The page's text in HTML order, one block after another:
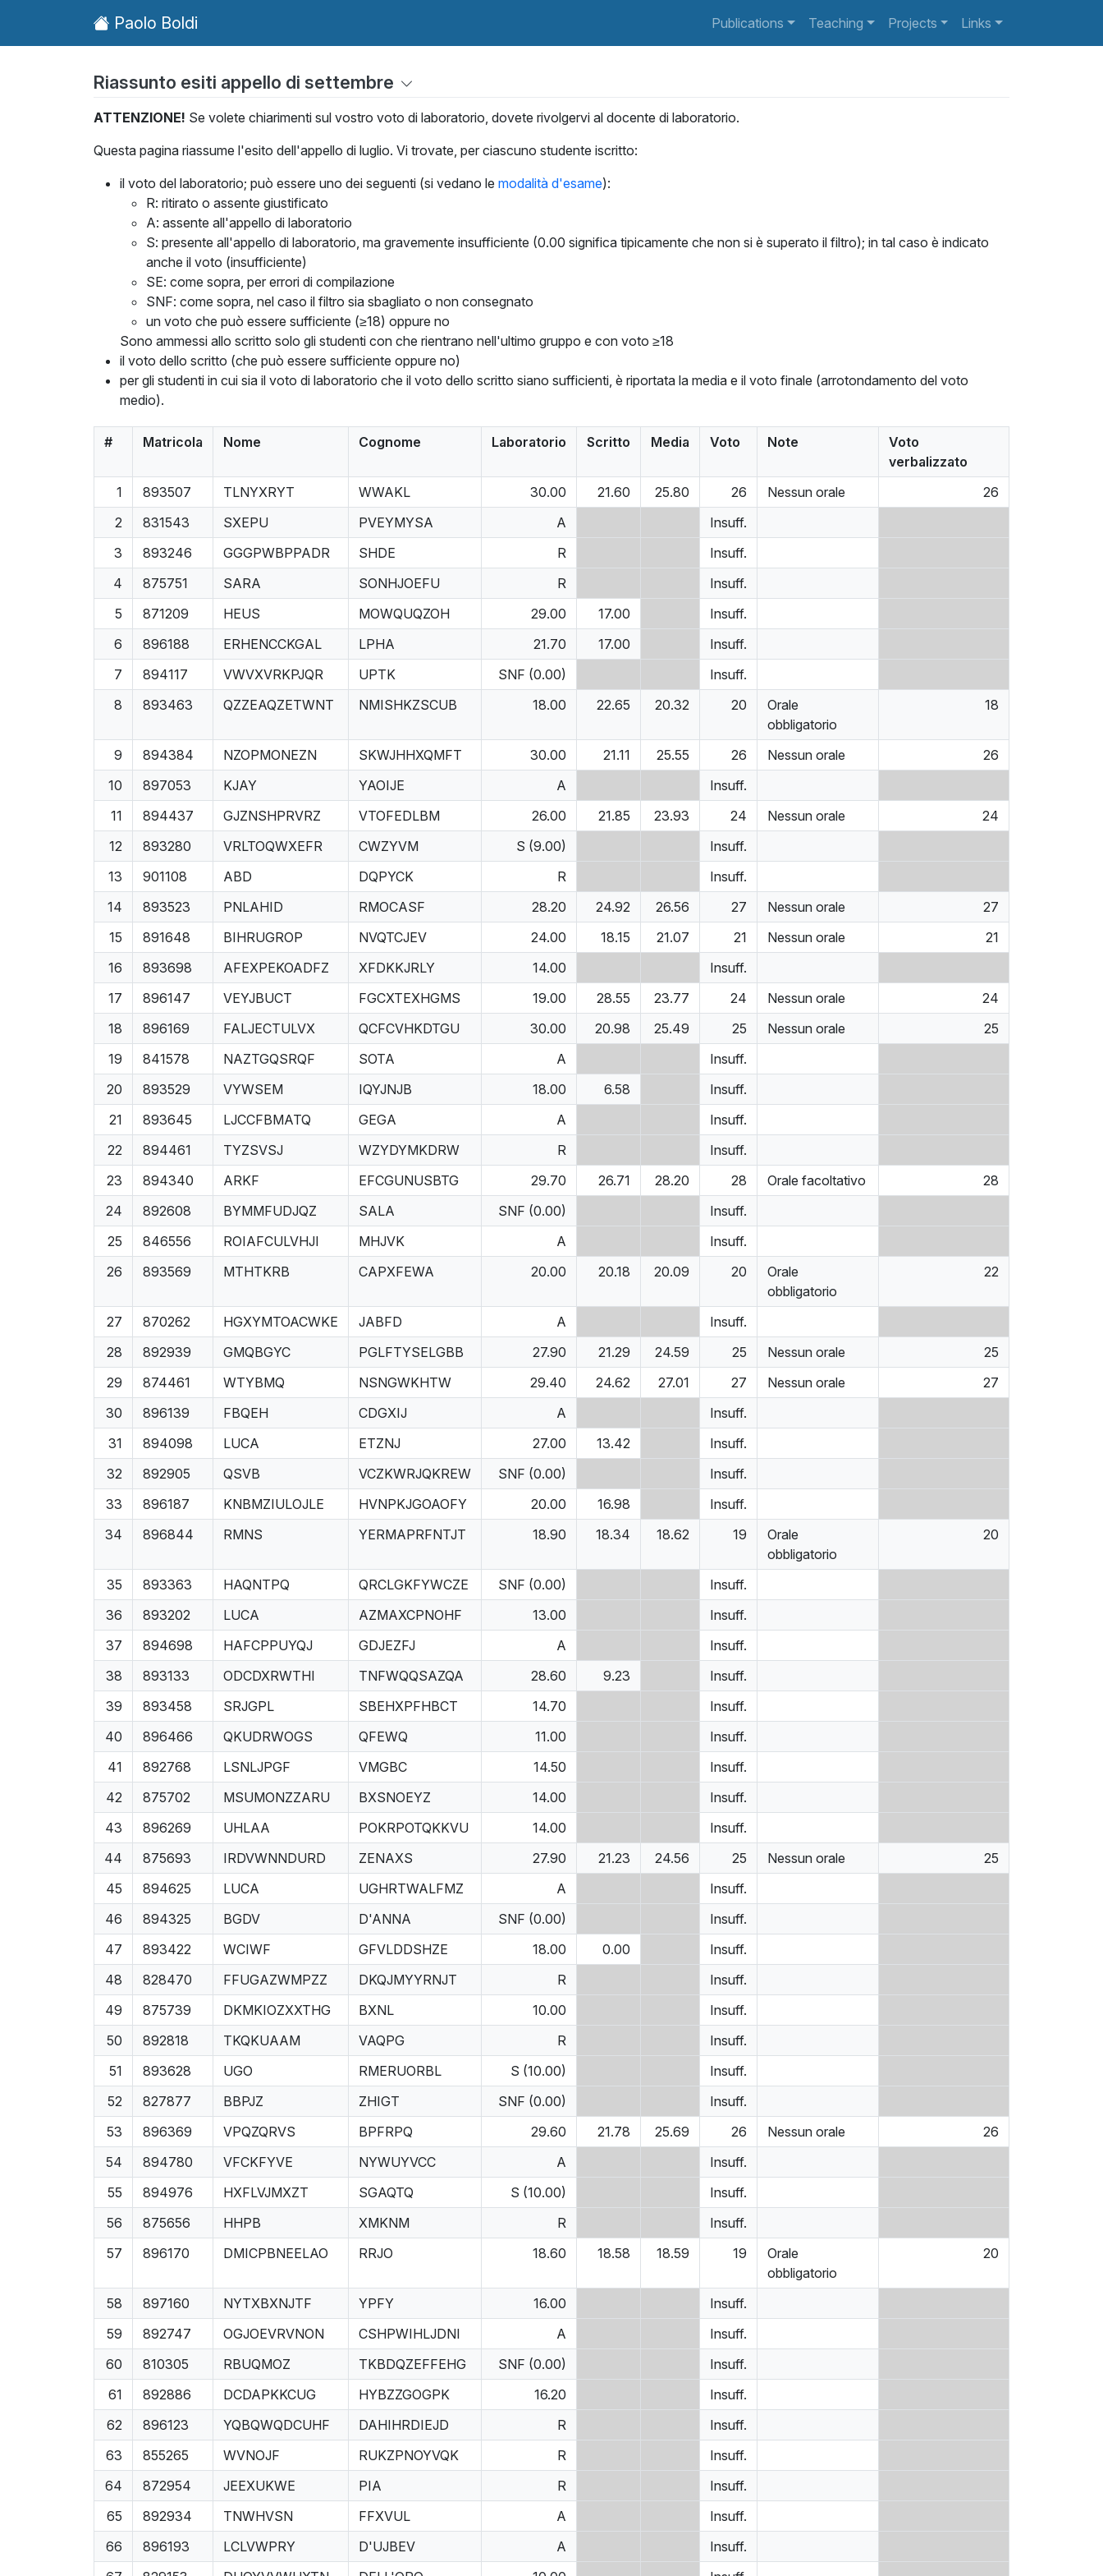
Paolo Boldi Publications Teaching Projects Links
Riassunto esiti appello di settembre
ATTENZIONE! Se volete chiarimenti sul vostro voto di laboratorio, dovete rivolgervi al docente di laboratorio.
Questa pagina riassume l'esito dell'appello di luglio. Vi trovate, per ciascuno studente iscritto:
il voto del laboratorio; può essere uno dei seguenti (si vedano le modalità d'esame):
R: ritirato o assente giustificato
A: assente all'appello di laboratorio
S: presente all'appello di laboratorio, ma gravemente insufficiente (0.00 significa tipicamente che non si è superato il filtro); in tal caso è indicato
anche il voto (insufficiente)
SE: come sopra, per errori di compilazione
SNF: come sopra, nel caso il filtro sia sbagliato o non consegnato
un voto che può essere sufficiente (≥18) oppure no
Sono ammessi allo scritto solo gli studenti con che rientrano nell'ultimo gruppo e con voto ≥18
il voto dello scritto (che può essere sufficiente oppure no)
per gli studenti in cui sia il voto di laboratorio che il voto dello scritto siano sufficienti, è riportata la media e il voto finale (arrotondamento del voto
medio).
# Matricola Nome Cognome Laboratorio Scritto Media Voto Note
Voto
verbalizzato
1
893507 TLNYXRYT WWAKL 30.00 21.60 25.80 26 Nessun orale
26
2
831543 SXEPU PVEYMYSA A
Insuff.
3
893246 GGGPWBPPADR SHDE R
Insuff.
4
875751 SARA SONHJOEFU R
Insuff.
5
871209 HEUS MOWQUQZOH 29.00 17.00
Insuff.
6
896188 ERHENCCKGAL LPHA 21.70 17.00
Insuff.
7
894117 VWVXVRKPJQR UPTK SNF (0.00)
Insuff.
8
893463 QZZEAQZETWNT NMISHKZSCUB 18.00 22.65 20.32 20
Orale
obbligatorio
18
9 894384 NZOPMONEZN SKWJHHXQMFT 30.00 21.11 25.55 26 Nessun orale
26
10
897053 KJAY YAOIJE A
Insuff.
11
894437 GJZNSHPRVRZ VTOFEDLBM 26.00 21.85 23.93 24 Nessun orale
24
12
893280 VRLTOQWXEFR CWZYVM S (9.00)
Insuff.
13
901108 ABD DQPYCK R
Insuff.
14
893523 PNLAHID RMOCASF 28.20 24.92 26.56 27 Nessun orale
27
15
891648 BIHRUGROP NVQTCJEV 24.00 18.15 21.07 21 Nessun orale
21
16
893698 AFEXPEKOADFZ XFDKKJRLY 14.00
Insuff.
17
896147 VEYJBUCT FGCXTEXHGMS 19.00 28.55 23.77 24 Nessun orale
24
18
896169 FALJECTULVX QCFCVHKDTGU 30.00 20.98 25.49 25 Nessun orale
25
19
841578 NAZTGQSRQF SOTA A
Insuff.
20
893529 VYWSEM IQYJNJB 18.00 6.58
Insuff.
21
893645 LJCCFBMATQ GEGA A
Insuff.
22
894461 TYZSVSJ WZYDYMKDRW R
Insuff.
23
894340 ARKF EFCGUNUSBTG 29.70 26.71 28.20 28 Orale facoltativo
28
24
892608 BYMMFUDJQZ SALA SNF (0.00)
Insuff.
25
846556 ROIAFCULVHJI MHJVK A
Insuff.
26
893569 MTHTKRB CAPXFEWA 20.00 20.18 20.09 20
Orale
obbligatorio
22
27 870262 HGXYMTOACWKE JABFD A
Insuff.
28
892939 GMQBGYC PGLFTYSELGBB 27.90 21.29 24.59 25 Nessun orale
25
29
874461 WTYBMQ NSNGWKHTW 29.40 24.62 27.01 27 Nessun orale
27
30
896139 FBQEH CDGXIJ A
Insuff.
31
894098 LUCA ETZNJ 27.00 13.42
Insuff.
32
892905 QSVB VCZKWRJQKREW SNF (0.00)
Insuff.
33
896187 KNBMZIULOJLE HVNPKJGOAOFY 20.00 16.98
Insuff.
34
896844 RMNS YERMAPRFNTJT 18.90 18.34 18.62 19
Orale
obbligatorio
20
35 893363 HAQNTPQ QRCLGKFYWCZE SNF (0.00)
Insuff.
36
893202 LUCA AZMAXCPNOHF 13.00
Insuff.
37
894698 HAFCPPUYQJ GDJEZFJ A
Insuff.
38
893133 ODCDXRWTHI TNFWQQSAZQA 28.60 9.23
Insuff.
39
893458 SRJGPL SBEHXPFHBCT 14.70
Insuff.
40
896466 QKUDRWOGS QFEWQ 11.00
Insuff.
41
892768 LSNLJPGF VMGBC 14.50
Insuff.
42
875702 MSUMONZZARU BXSNOEYZ 14.00
Insuff.
43
896269 UHLAA POKRPOTQKKVU 14.00
Insuff.
44
875693 IRDVWNNDURD ZENAXS 27.90 21.23 24.56 25 Nessun orale
25
45
894625 LUCA UGHRTWALFMZ A
Insuff.
46
894325 BGDV D'ANNA SNF (0.00)
Insuff.
47
893422 WCIWF GFVLDDSHZE 18.00 0.00
Insuff.
48
828470 FFUGAZWMPZZ DKQJMYYRNJT R
Insuff.
49
875739 DKMKIOZXXTHG BXNL 10.00
Insuff.
50
892818 TKQKUAAM VAQPG R
Insuff.
51
893628 UGO RMERUORBL S (10.00)
Insuff.
52
827877 BBPJZ ZHIGT SNF (0.00)
Insuff.
53
896369 VPQZQRVS BPFRPQ 29.60 21.78 25.69 26 Nessun orale
26
54
894780 VFCKFYVE NYWUYVCC A
Insuff.
55
894976 HXFLVJMXZT SGAQTQ S (10.00)
Insuff.
56
875656 HHPB XMKNM R
Insuff.
57
896170 DMICPBNEELAO RRJO 18.60 18.58 18.59 19
Orale
obbligatorio
20
58 897160 NYTXBXNJTF YPFY 16.00
Insuff.
59
892747 OGJOEVRVNON CSHPWIHLJDNI A
Insuff.
60
810305 RBUQMOZ TKBDQZEFFEHG SNF (0.00)
Insuff.
61
892886 DCDAPKKCUG HYBZZGOGPK 16.20
Insuff.
62
896123 YQBQWQDCUHF DAHIHRDIEJD R
Insuff.
63
855265 WVNOJF RUKZPNOYVQK R
Insuff.
64
872954 JEEXUKWE PIA R
Insuff.
65
892934 TNWHVSN FFXVUL A
Insuff.
66
896193 LCLVWPRY D'UJBEV A
Insuff.